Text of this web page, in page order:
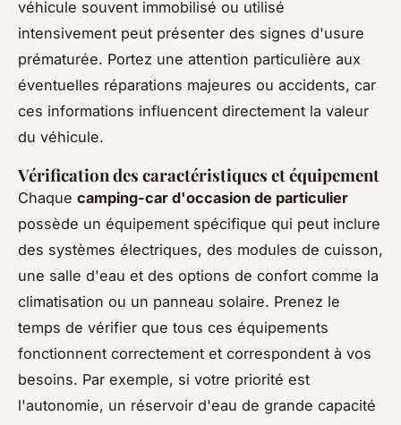
véhicule souvent immobilisé ou utilisé
intensivement peut présenter des signes d'usure
prématurée. Portez une attention particulière aux
éventuelles réparations majeures ou accidents, car
ces informations influencent directement la valeur
du véhicule.
Vérification des caractéristiques et équipement
Chaque camping-car d'occasion de particulier
possède un équipement spécifique qui peut inclure
des systèmes électriques, des modules de cuisson,
une salle d'eau et des options de confort comme la
climatisation ou un panneau solaire. Prenez le
temps de vérifier que tous ces équipements
fonctionnent correctement et correspondent à vos
besoins. Par exemple, si votre priorité est
l'autonomie, un réservoir d'eau de grande capacité